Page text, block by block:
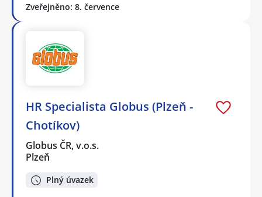
Zveřejněno: 8. července
HR Specialista Globus (Plzeň -
Chotíkov)
Globus ČR, v.o.s.
Plzeň
Plný úvazek